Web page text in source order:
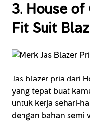
3. House of
Fit Suit
Jas blazer pria dari
yang tepat buat
untuk kerja sehari-
dengan bahan semi